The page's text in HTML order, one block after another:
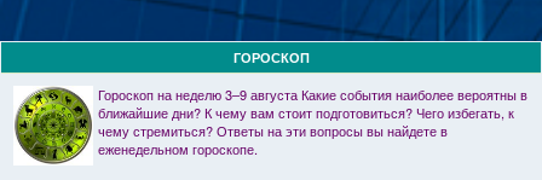
ГОРОСКОП
Гороскоп на неделю 3–9 августа Какие события наиболее вероятны в
ближайшие дни? К чему вам стоит подготовиться? Чего избегать, к
чему стремиться? Ответы на эти вопросы вы найдете в
еженедельном гороскопе.